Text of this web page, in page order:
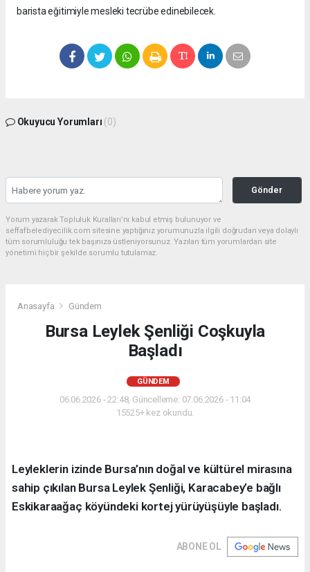
barista eğitimiyle mesleki tecrübe edinebilecek.
Okuyucu Yorumları (0)
Gönder
Yorum yazarak Topluluk Kuralları’nı kabul etmiş bulunuyor ve
seffafbelediyecilik.com sitesine yaptığınız yorumunuzla ilgili doğrudan veya dolaylı
tüm sorumluluğu tek başınıza üstleniyorsunuz. Yazılan tüm yorumlardan site
yönetimi hiçbir şekilde sorumlu tutulamaz.
Anasayfa Gündem
Bursa Leylek Şenliği Coşkuyla
Başladı
GÜNDEM
06.06.2026 - 22:48, Güncelleme: 07.06.2026 - 11:04
15525+ kez okundu.
Leyleklerin izinde Bursa’nın doğal ve kültürel mirasına
sahip çıkılan Bursa Leylek Şenliği, Karacabey’e bağlı
Eskikaraağaç köyündeki kortej yürüyüşüyle başladı.
ABONE OL